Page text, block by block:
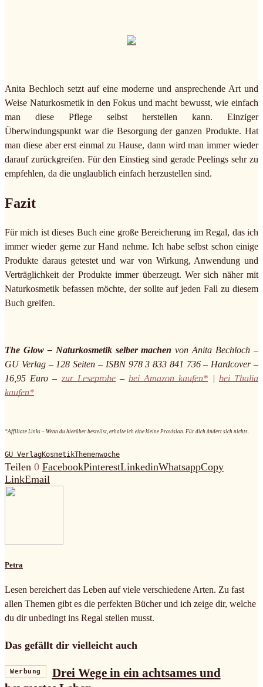
Anita Bechloch setzt auf eine moderne und ansprechende Art und
Weise Naturkosmetik in den Fokus und macht bewusst, wie einfach
man diese Pflege selbst herstellen kann. Einziger
Überwindungspunkt war die Besorgung der ganzen Produkte. Hat
man diese aber erst einmal zu Hause, dann wird man immer wieder
darauf zurückgreifen. Für den Einstieg sind gerade Peelings sehr zu
empfehlen, da die unglaublich einfach herzustellen sind.
Fazit
Für mich ist dieses Buch eine große Bereicherung im Regal, das ich
immer wieder gerne zur Hand nehme. Ich habe selbst schon einige
Produkte daraus getestet und war von Wirkung, Anwendung und
Verträglichkeit der Produkte immer überzeugt. Wer sich näher mit
Naturkosmetik befassen möchte, der sollte auf jeden Fall zu diesem
Buch greifen.
The Glow – Naturkosmetik selber machen von Anita Bechloch –
GU Verlag – 128 Seiten – ISBN 978 3 833 841 736 – Hardcover –
16,95 Euro – zur Leseprobe–bei Amazon kaufen* | bei Thalia
kaufen*
*Affiliate Links – Wenn du hierüber bestellst, erhalte ich eine kleine Provision. Für dich ändert sich nichts.
GU VerlagKosmetikThemenwoche
Teilen 0 FacebookPinterestLinkedinWhatsappCopy
LinkEmail
Petra
Lesen bereichert das Leben auf viele verschiedene Arten. Zu fast
allen Themen gibt es die perfekten Bücher und ich zeige dir, welche
du dir unbedingt ins Regal stellen musst.
Das gefällt dir vielleicht auch
Werbung
Drei Wege in ein achtsames und